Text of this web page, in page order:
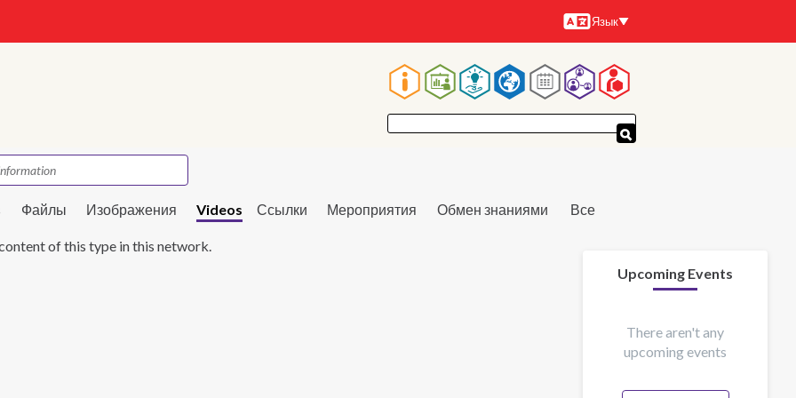
Языки
Язык
Основная
навигация
Файлы Изображения Videos Ссылки Мероприятия Обмен знаниями Все
of this type in this network.
Upcoming Events
There aren't any
upcoming events